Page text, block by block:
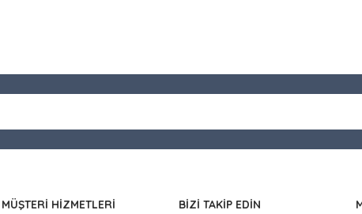
MÜŞTERİ HİZMETLERİ BİZİ TAKİP EDİN